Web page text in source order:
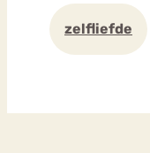
zelfliefde